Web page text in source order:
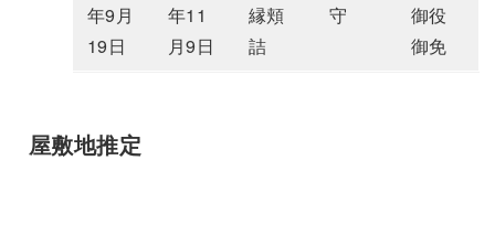
年9月
19日
年11
月9日
縁頬
詰
守
御役
御免
屋敷地推定